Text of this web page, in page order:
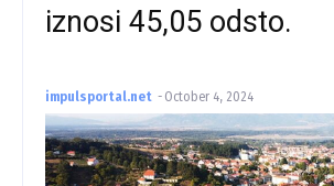
iznosi 45,05 odsto.
impulsportal.net - October 4, 2024